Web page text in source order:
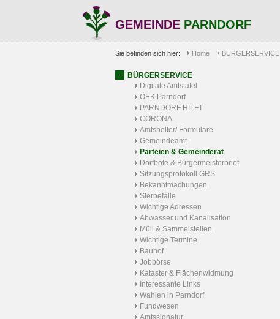
GEMEINDE PARNDORF
Sie befinden sich hier: Home BÜRGERSERVICE
BÜRGERSERVICE
Digitale Amtstafel
ÖEK Parndorf
PARNDORF HILFT
CORONA
Amtshelfer/ Formulare
Gemeindeamt
Parteien & Gemeinderat
Dorfbote & Bürgermeisterbrief
Sitzungsprotokoll GRS
Bekanntmachungen
Sterbefälle
Wichtige Adressen
Abwasser und Kanalisation
Müll & Sammelstellen
Wichtige Termine
Bauhof
Jobbörse
Kataster & Flächenwidmung
Interessante Links
Wahlen in Parndorf
Fundwesen
Amtssignatur